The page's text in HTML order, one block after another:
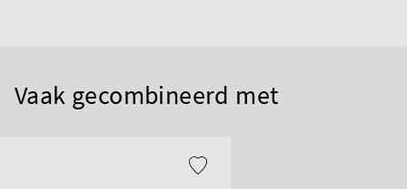
Vaak gecombineerd met